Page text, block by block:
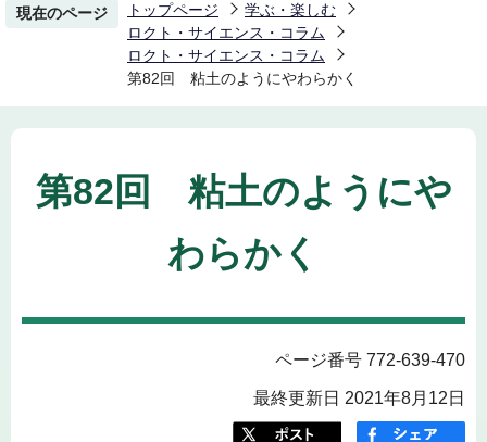
現在のページ トップページ
学ぶ・楽しむ
ロクト・サイエンス・コラム
ロクト・サイエンス・コラム
第82回 粘土のようにやわらかく
第82回 粘土のようにや
わらかく
ページ番号 772-639-470
最終更新日 2021年8月12日